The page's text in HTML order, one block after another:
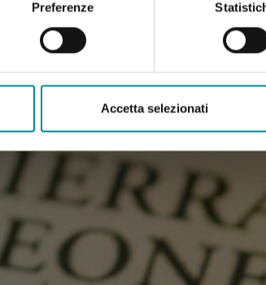
Preferenze
Accetta selezionati